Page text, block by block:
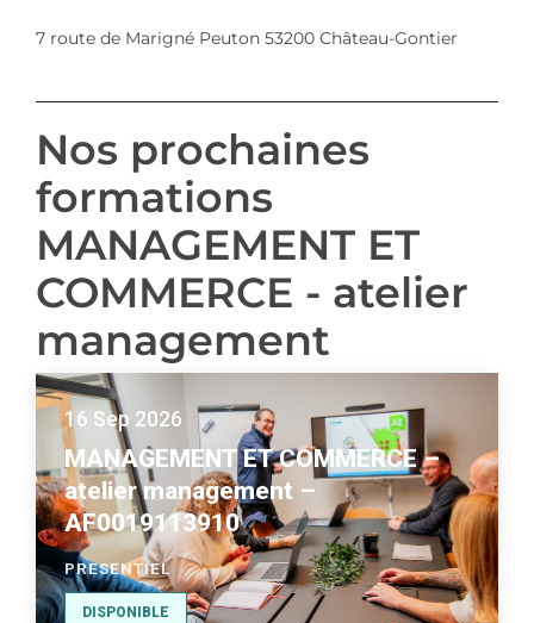
7 route de Marigné Peuton 53200 Château-Gontier
Nos prochaines
formations
MANAGEMENT ET
COMMERCE - atelier
management
16 Sep 2026
MANAGEMENT ET COMMERCE –
atelier management –
AF0019113910
PRESENTIEL
DISPONIBLE